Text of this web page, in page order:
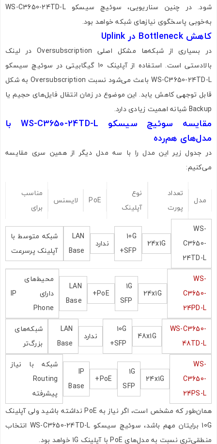
شود. در چنین سناریویی، سوئیچ سیسکو WS-C3650-24TD-L
به‌خوبی پاسخگوی نیازهای شبکه خواهد بود.
کاهش Bottleneck در Uplink
در بسیاری از شبکه‌ها مشکل اصلی Oversubscription در لینک
بالادستی است. استفاده از آپلینک 10 گیگابیتی در سوئیچ سیسکو
WS-C3650-24TD-L باعث می‌شود نسبت Oversubscription به شکل
قابل توجهی کاهش یابد. این موضوع در زمان انتقال فایل‌های حجیم یا
Backup شبانه اهمیت زیادی دارد.
مقایسه سوئیچ سیسکو WS-C3650-24TD-L با
مدل‌های هم‌رده
در جدول زیر این مدل را با سه مدل دیگر از همین سری مقایسه
می‌کنیم:
مدل
تعداد
پورت
نوع
آپلینک
PoE لایسنس
مناسب
برای
WS-
C3650-
24TD-L
24x1G
10G
SFP+
ندارد
LAN
Base
شبکه متوسط با
آپلینک پرسرعت
WS-
C3650-
24PD-L
24x1G
1G
SFP
PoE+
LAN
Base
محیط‌های
دارای IP
Phone
WS-C3650-
48TD-L
48x1G
10G
SFP+
ندارد
LAN
Base
شبکه‌های
بزرگ‌تر
WS-
C3650-
24PS-L
24x1G
1G
SFP
PoE+
IP
Base
شبکه با نیاز
Routing
پیشرفته
همان‌طور که مشخص است، اگر نیاز به PoE نداشته باشید ولی آپلینک
10G برایتان مهم باشد، سوئیچ سیسکو WS-C3650-24TD-L انتخاب
منطقی‌تری نسبت به مدل‌های PoE با آپلینک 1G خواهد بود.
ارسال